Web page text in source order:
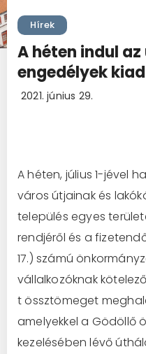
Hírek
A héten indul
engedélyek
2021. június 29.
A héten, július 1-jével
város útjainak és
település egyes
rendjéről és a
17.) számú
vállalkozóknak
t össztömeget
amelyekkel a Gödöllő
kezelésében lévő